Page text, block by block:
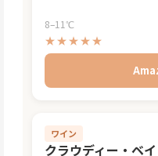
8–11℃
★★★★★
ワイン
クラウディー・ベ